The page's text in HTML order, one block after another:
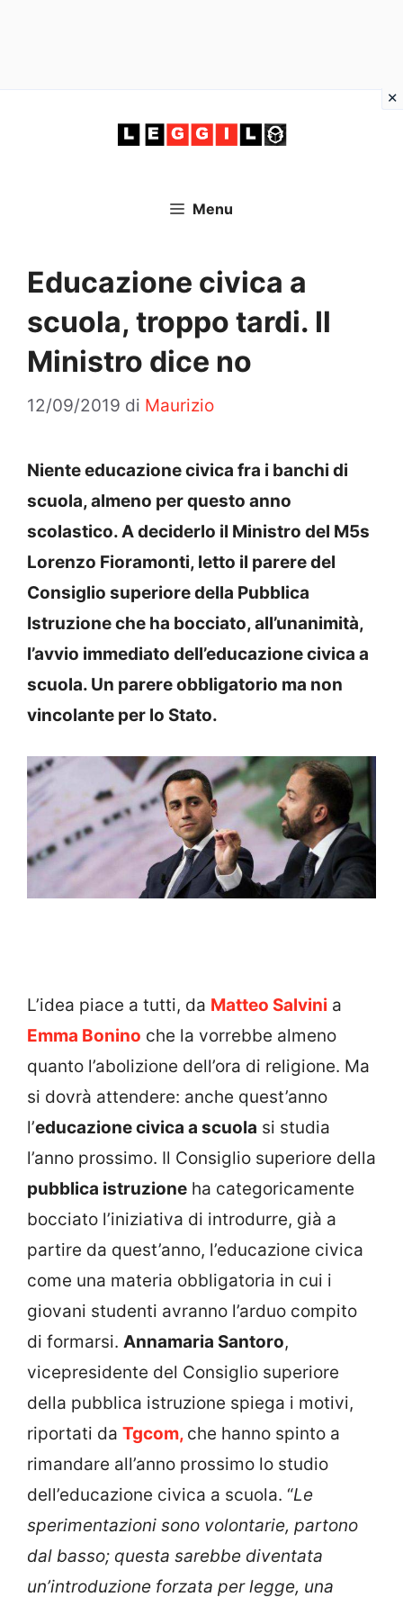
Menu
Educazione civica a
scuola, troppo tardi. Il
Ministro dice no
12/09/2019 di Maurizio
Niente educazione civica fra i banchi di
scuola, almeno per questo anno
scolastico. A deciderlo il Ministro del M5s
Lorenzo Fioramonti, letto il parere del
Consiglio superiore della Pubblica
Istruzione che ha bocciato, all’unanimità,
l’avvio immediato dell’educazione civica a
scuola. Un parere obbligatorio ma non
vincolante per lo Stato.
L’idea piace a tutti, da Matteo Salvini a
Emma Bonino che la vorrebbe almeno
quanto l’abolizione dell’ora di religione. Ma
si dovrà attendere: anche quest’anno
l’educazione civica a scuola si studia
l’anno prossimo. Il Consiglio superiore della
pubblica istruzione ha categoricamente
bocciato l’iniziativa di introdurre, già a
partire da quest’anno, l’educazione civica
come una materia obbligatoria in cui i
giovani studenti avranno l’arduo compito
di formarsi. Annamaria Santoro,
vicepresidente del Consiglio superiore
della pubblica istruzione spiega i motivi,
riportati da Tgcom, che hanno spinto a
rimandare all’anno prossimo lo studio
dell’educazione civica a scuola. “Le
sperimentazioni sono volontarie, partono
dal basso; questa sarebbe diventata
un’introduzione forzata per legge, una